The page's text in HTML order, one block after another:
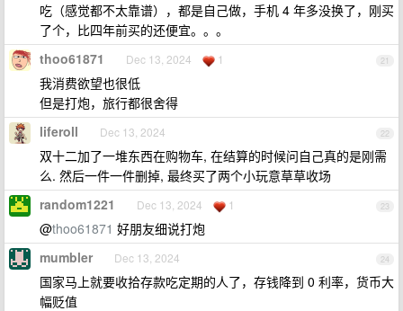
吃（感觉都不太靠谱），都是自己做，手机 4 年多没换了，刚买
了个，比四年前买的还便宜。。。
21
thoo61871 Dec 13, 2024 1
我消费欲望也很低
但是打炮，旅行都很舍得
22
liferoll Dec 13, 2024
双十二加了一堆东西在购物车, 在结算的时候问自己真的是刚需
么. 然后一件一件删掉, 最终买了两个小玩意草草收场
23
random1221 Dec 13, 2024 1
@thoo61871 好朋友细说打炮
24
mumbler Dec 13, 2024
国家马上就要收拾存款吃定期的人了，存钱降到 0 利率，货币大
幅贬值